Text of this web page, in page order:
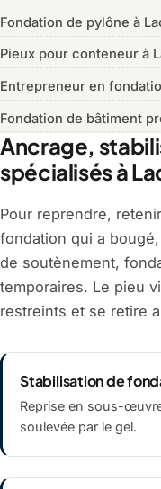
Fondation de pylône à
Pieux pour conteneur à
Entrepreneur en
Fondation de bâtiment
Ancrage,
spécialisés à
Pour reprendre,
fondation qui a
de soutènement,
temporaires. Le pieu
restreints et se retire
Stabilisation de
Reprise en sous-
soulevée par le gel.